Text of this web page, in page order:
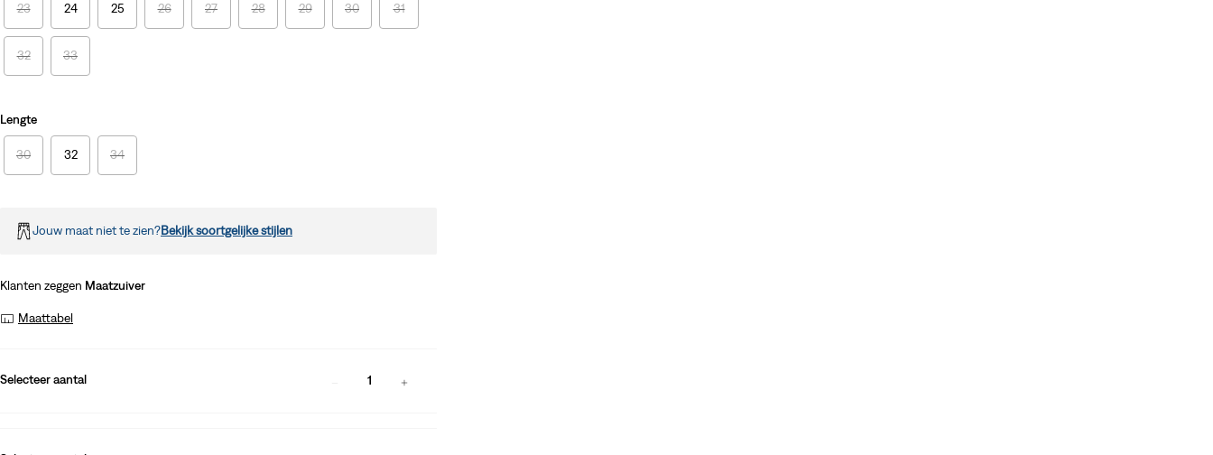
23 24 25 26 27 28 29 30 31
32 33
Lengte
30 32 34
Jouw maat niet te zien?Bekijk soortgelijke stijlen
Klanten zeggen Maatzuiver
Maattabel
Selecteer aantal 1